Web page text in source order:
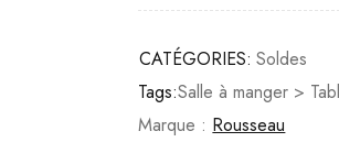
CATÉGORIES: Soldes
Tags:Salle à manger >
Marque : Rousseau